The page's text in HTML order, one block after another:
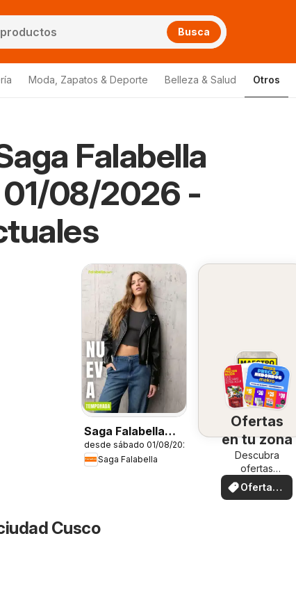
Busca
Moda, Zapatos & Deporte Belleza & Salud Otros
Falabella
08/2026 -
Saga Falabella
catálogo
desde sábado 01/08/2026
Saga Falabella
Ofertas
en tu zona
Descubra
ofertas
especiales
Ofertas
locales
Cusco